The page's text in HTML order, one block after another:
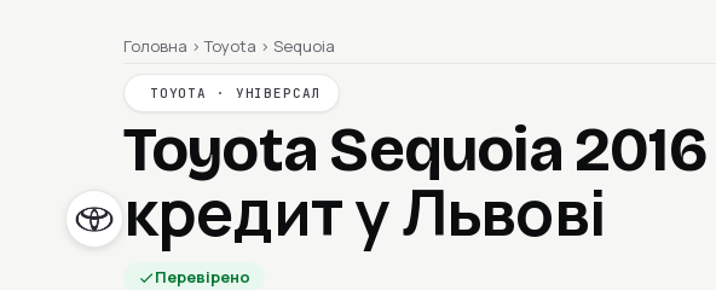
Головна › Toyota › Sequoia
TOYOTA · УНІВЕРСАЛ
Toyota Sequoia 2016
кредит у Львові
Перевірено